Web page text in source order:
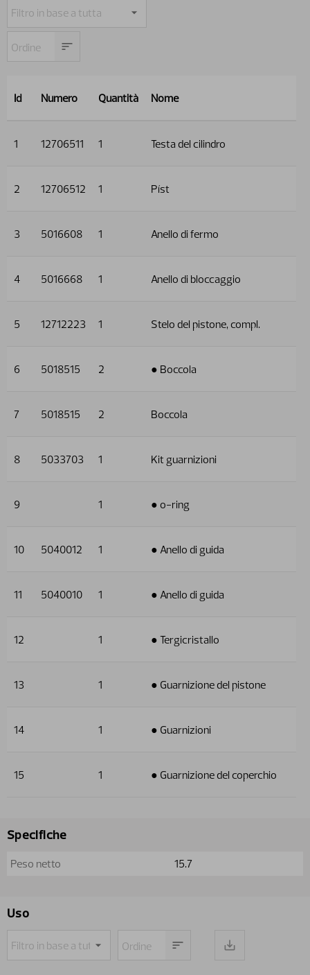
Specifiche
Peso netto 15.7
Uso
Id Numero Quantità Nome
1 12706511 1 Testa del cilindro
2 12706512 1 Píst
3 5016608 1 Anello di fermo
4 5016668 1 Anello di bloccaggio
5 12712223 1 Stelo del pistone, compl.
6 5018515 2 ● Boccola
7 5018515 2 Boccola
8 5033703 1 Kit guarnizioni
9 1 ● o-ring
10 5040012 1 ● Anello di guida
11 5040010 1 ● Anello di guida
12 1 ● Tergicristallo
13 1 ● Guarnizione del pistone
14 1 ● Guarnizioni
15 1 ● Guarnizione del coperchio